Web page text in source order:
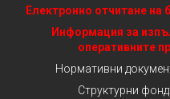
Електронно отчитане на
Информация за
оперативните
Нормативни
Структурни